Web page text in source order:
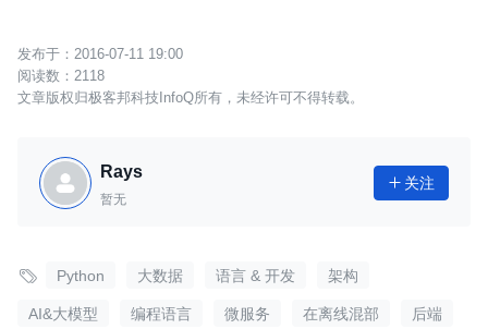
2016-07-11 19:00
2118
文章版权归极客邦科技InfoQ所有，未经许可不得转载。
Rays
暂无
 关注
 Python 大数据 语言 & 开发 架构
AI&大模型 编程语言 微服务 在离线混部 后端